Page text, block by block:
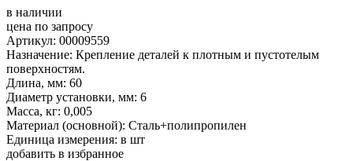
в наличии
цена по запросу
Артикул: 00009559
Назначение: Крепление деталей к плотным и пустотелым
поверхностям.
Длина, мм: 60
Диаметр установки, мм: 6
Масса, кг: 0,005
Материал (основной): Сталь+полипропилен
Единица измерения: в шт
добавить в избранное